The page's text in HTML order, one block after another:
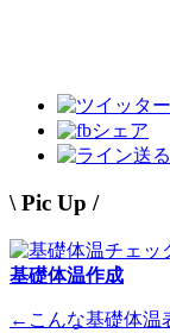
シェア
送る
\ Pic Up /
基礎体温作成
←こんな基礎体温